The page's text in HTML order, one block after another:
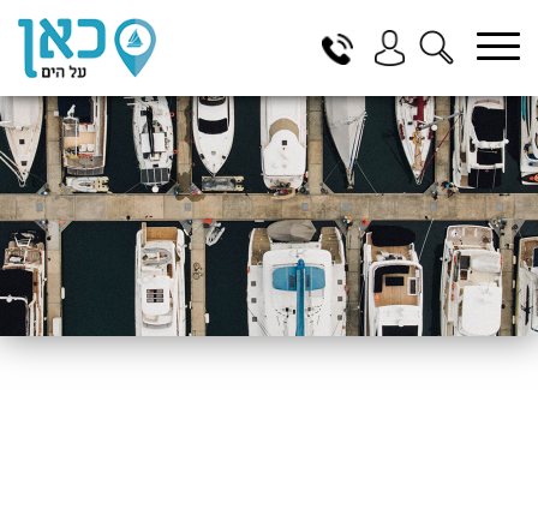
בחר תתקטגוריה בחר מיקום
הכל
ביוון / ליוון
בישראל
באילת
במרינה הרצליה